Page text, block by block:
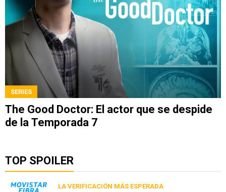
SERIES
The Good Doctor: El actor que se despide
de la Temporada 7
TOP SPOILER
LA VERIFICACIÓN MÁS ESPERADA